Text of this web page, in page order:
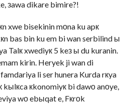
зawa dikare bimire?!
xwe bisekinin mоna ku apк
bas bin ku em bi wan serbilind ы
Talк xwediyк 5 keз ы du kuranin.
kirin. Heryek ji wan di
li ser hunera Kurda rкya
kыlкca кkonomiyк bi dawо anоye,
wо ebыqat e, Fкrоk